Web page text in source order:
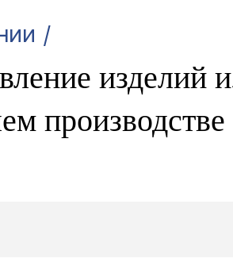
/
изделий
производстве